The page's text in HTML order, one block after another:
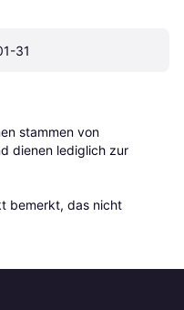
31
stammen von
dienen lediglich zur
bemerkt, das nicht